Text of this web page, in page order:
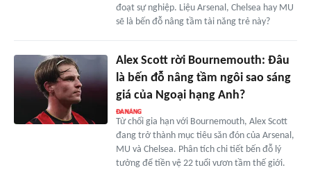
đoạt sự nghiệp. Liệu Arsenal, Chelsea hay MU
sẽ là bến đỗ nâng tầm tài năng trẻ này?
Alex Scott rời Bournemouth: Đâu
là bến đỗ nâng tầm ngôi sao sáng
giá của Ngoại hạng Anh?
Từ chối gia hạn với Bournemouth, Alex Scott
đang trở thành mục tiêu săn đón của Arsenal,
MU và Chelsea. Phân tích chi tiết bến đỗ lý
tưởng để tiền vệ 22 tuổi vươn tầm thế giới.